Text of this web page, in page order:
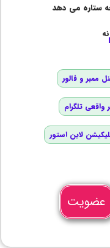
ستاره می دهد
ممبر و فالور
واقعی تلگرام
لاین استور
عضویت